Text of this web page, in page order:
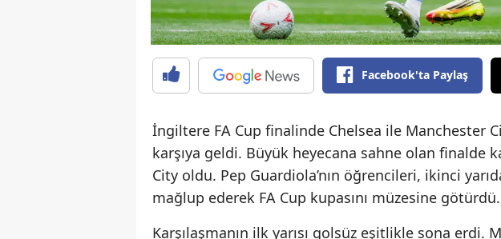
Facebook'ta Paylaş
İngiltere FA Cup finalinde Chelsea ile Manchester
karşıya geldi. Büyük heyecana sahne olan finalde
City oldu. Pep Guardiola’nın öğrencileri, ikinci
mağlup ederek FA Cup kupasını müzesine götürdü.
Karşılaşmanın ilk yarısı golsüz eşitlikle sona erdi.